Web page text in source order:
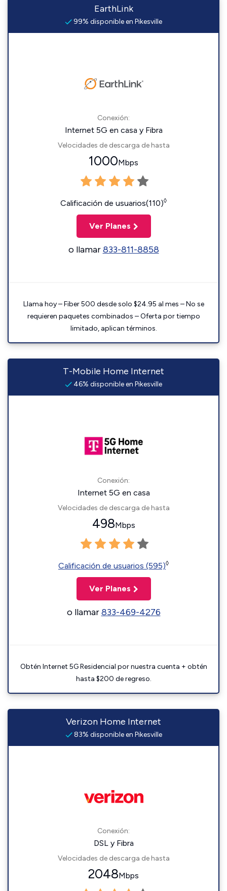
EarthLink
99% disponible en Pikesville
Conexión:
Internet 5G en casa y Fibra
Velocidades de descarga de hasta
1000Mbps
Calificación de usuarios(110)◊
Ver Planes
o llamar833-811-8858
Llama hoy – Fiber 500 desde solo $24.95 al mes – No se
requieren paquetes combinados – Oferta por tiempo
limitado, aplican términos.
T-Mobile Home Internet
46% disponible en Pikesville
Conexión:
Internet 5G en casa
Velocidades de descarga de hasta
498Mbps
Calificación de usuarios (595)◊
Ver Planes
o llamar833-469-4276
Obtén Internet 5G Residencial por nuestra cuenta + obtén
hasta $200 de regreso.
Verizon Home Internet
83% disponible en Pikesville
Conexión:
DSL y Fibra
Velocidades de descarga de hasta
2048Mbps